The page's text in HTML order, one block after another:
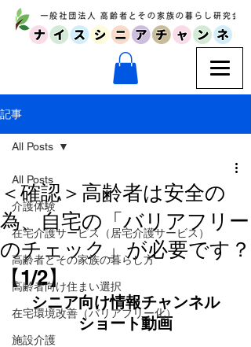
記事
All Posts
介護体験
在宅介護サービス（居宅介護サービス）
高齢者とその家族の暮らし方
高齢者向け住まい選択
在宅環境改善（バリアフリー化）
施設介護
All Posts
＜確認＞高齢者は安全の
為、自宅の「バリアフリー
のチェック」が必要です？
【1/2】
シニア向け情報チャンネル
ショート動画